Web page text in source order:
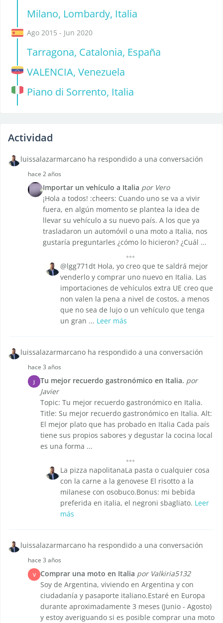
Milano, Lombardy, Italia
Ago 2015 - Jun 2020
Tarragona, Catalonia, España
VALENCIA, Venezuela
Piano di Sorrento, Italia
Actividad
luissalazarmarcano ha respondido a una conversación
hace 2 años
Importar un vehículo a Italia por Vero
¡Hola a todos! :cheers: Cuando uno se va a vivir
fuera, en algún momento se plantea la idea de
llevar su vehículo a su nuevo país. A los que ya
trasladaron un automóvil o una moto a Italia, nos
gustaría preguntarles ¿cómo lo hicieron? ¿Cuál ...
@lgg771dt Hola, yo creo que te saldrá mejor
venderlo y comprar uno nuevo en Italia. Las
importaciones de vehículos extra UE creo que
non valen la pena a nivel de costos, a menos
que no sea de lujo o un vehículo que tenga
un gran ... Leer más
luissalazarmarcano ha respondido a una conversación
hace 3 años
J Tu mejor recuerdo gastronómico en Italia. por
Javier
Topic: Tu mejor recuerdo gastronómico en Italia.
Title: Su mejor recuerdo gastronómico en Italia. Alt:
El mejor plato que has probado en Italia Cada país
tiene sus propios sabores y degustar la cocina local
es una forma ...
La pizza napolitanaLa pasta o cualquier cosa
con la carne a la genovese El risotto a la
milanese con osobuco.Bonus: mi bebida
preferida en italia, el negroni sbagliato. Leer
más
luissalazarmarcano ha respondido a una conversación
hace 3 años
V Comprar una moto en Italia por Valkiria5132
Soy de Argentina, viviendo en Argentina y con
ciudadanía y pasaporte italiano.Estaré en Europa
durante aproximadamente 3 meses (Junio - Agosto)
y estoy averiguando si es posible comprar una moto